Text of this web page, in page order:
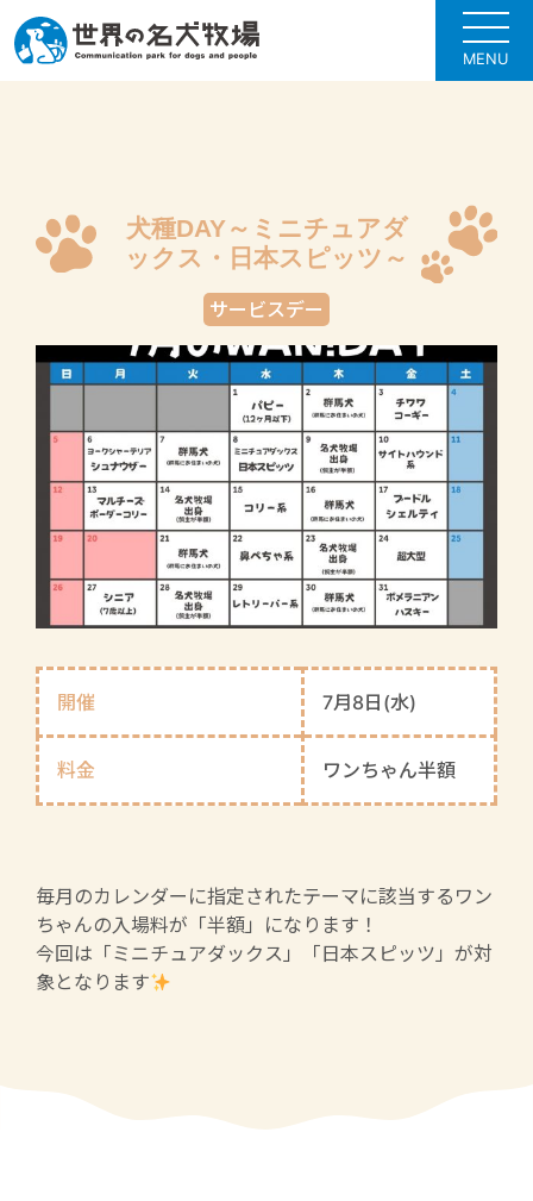
MENU
犬種DAY～ミニチュアダ
ックス・日本スピッツ～
サービスデー
開催 7月8日(水)
料金 ワンちゃん半額
毎月のカレンダーに指定されたテーマに該当するワン
ちゃんの入場料が「半額」になります！
今回は「ミニチュアダックス」「日本スピッツ」が対
象となります